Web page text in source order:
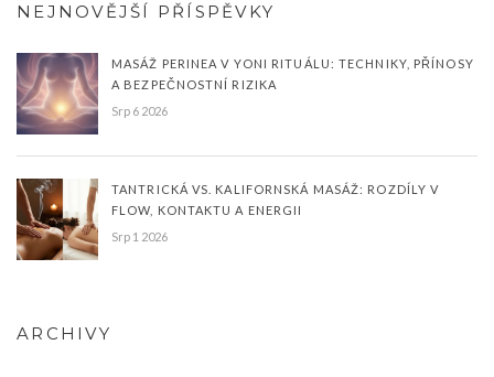
NEJNOVĚJŠÍ PŘÍSPĚVKY
MASÁŽ PERINEA V YONI RITUÁLU: TECHNIKY, PŘÍNOSY
A BEZPEČNOSTNÍ RIZIKA
Srp 6 2026
TANTRICKÁ VS. KALIFORNSKÁ MASÁŽ: ROZDÍLY V
FLOW, KONTAKTU A ENERGII
Srp 1 2026
ARCHIVY